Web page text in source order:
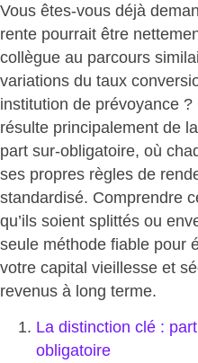
Vous êtes-vous déjà
rente pourrait être
collègue au parcours
variations du taux
institution de prévoyance
résulte principalement de
part sur-obligatoire, où
ses propres règles de
standardisé. Comprendre
qu’ils soient splittés ou
seule méthode fiable pour
votre capital vieillesse et
revenus à long terme.
La distinction clé :
obligatoire